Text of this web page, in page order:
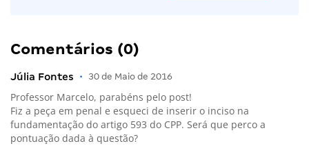
Comentários (0)
Júlia Fontes • 30 de Maio de 2016
Professor Marcelo, parabéns pelo post!
Fiz a peça em penal e esqueci de inserir o inciso na
fundamentação do artigo 593 do CPP. Será que perco a
pontuação dada à questão?